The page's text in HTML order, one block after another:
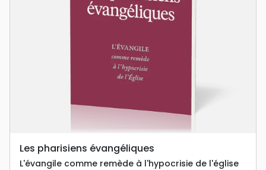
Les pharisiens évangéliques
L'évangile comme remède à l'hypocrisie de l'église